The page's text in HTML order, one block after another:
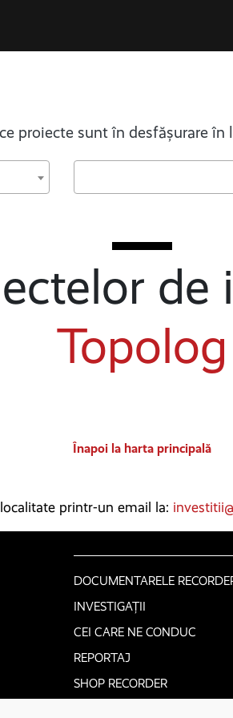
proiecte sunt în desfășurare în
de
Topolog
Înapoi la harta principală
printr-un email la:
DOCUMENTARELE
INVESTIGAȚII
CEI CARE NE CONDUC
REPORTAJ
SHOP RECORDER